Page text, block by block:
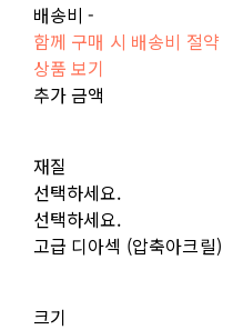
배송비-
함께 구매 시 배송비 절약
상품 보기
추가 금액
재질
선택하세요.
선택하세요.
고급 디아섹 (압축아크릴)
크기